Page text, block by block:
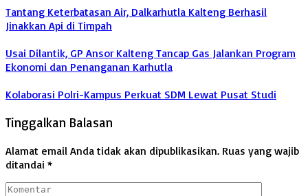
Tantang Keterbatasan Air, Dalkarhutla Kalteng Berhasil
Jinakkan Api di Timpah
Usai Dilantik, GP Ansor Kalteng Tancap Gas Jalankan Program
Ekonomi dan Penanganan Karhutla
Kolaborasi Polri-Kampus Perkuat SDM Lewat Pusat Studi
Tinggalkan Balasan
Alamat email Anda tidak akan dipublikasikan. Ruas yang wajib
ditandai *